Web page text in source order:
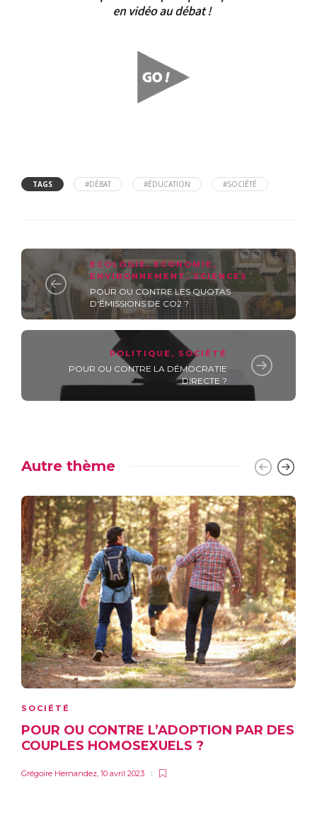
TAGS #DÉBAT #ÉDUCATION #SOCIÉTÉ
ECOLOGIE,ECONOMIE ,
ENVIRONNEMENT ,SCIENCES
POUR OU CONTRE LES QUOTAS
D'ÉMISSIONS DE CO2 ?
POLITIQUE , SOCIÉTÉ
POUR OU CONTRE LA DÉMOCRATIE
DIRECTE ?
Autre thème
SOCIÉTÉ
POUR OU CONTRE L’ADOPTION PAR DES
COUPLES HOMOSEXUELS ?
Grégoire Hernandez, 10 avril 2023